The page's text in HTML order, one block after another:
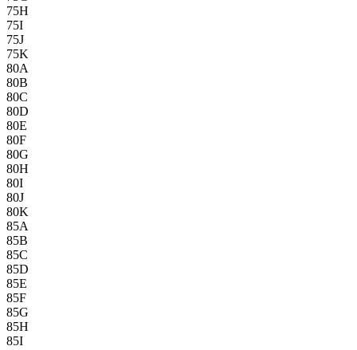
75H
75I
75J
75K
80A
80B
80C
80D
80E
80F
80G
80H
80I
80J
80K
85A
85B
85C
85D
85E
85F
85G
85H
85I